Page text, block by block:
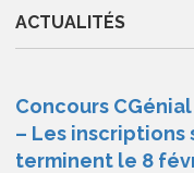
ACTUALITÉS
Concours CGénial
– Les inscriptions
terminent le 8